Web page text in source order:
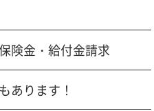
険金・給付金請求
あります！